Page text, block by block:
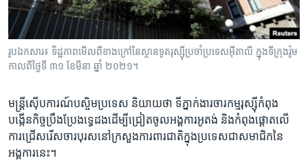
និង​
ចូល​
ទៅ​
កាន់​
ទំព័រ​
រក
បណ្តាញ​សង្គម
រូបឯកសារ៖ ទិដ្ឋភាពមើលពីខាងក្រៅនៃស្ថានទូតរុស្ស៊ីប្រចាំប្រទេសអ៊ីតាលី ក្នុងទីក្រុងរ៉ូម
កាលពីថ្ងៃទី ៣១ ខែមីនា ឆ្នាំ ២០២១។
មន្ត្រី​ស៊ើបការណ៍បស្ចិម​ប្រទេស ​និយាយ​ថា ទីភ្នាក់ងារ​ចារកម្ម​រុស្ស៊ី​កំពុង​
បង្កើន​កិច្ចប្រឹងប្រែង​ទ្វេដង​ដើម្បី​ជ្រៀត​ចូល​អង្គការ​អូតង់ និង​កំពុង​ផ្តោត​លើ​
ការ​ជ្រើសរើស​ចារបុរស​នៅ​ក្រសួង​ការពារ​ជាតិ​ក្នុង​ប្រទេសជា​សមាជិក​នៃ​
អង្គការ​នេះ។